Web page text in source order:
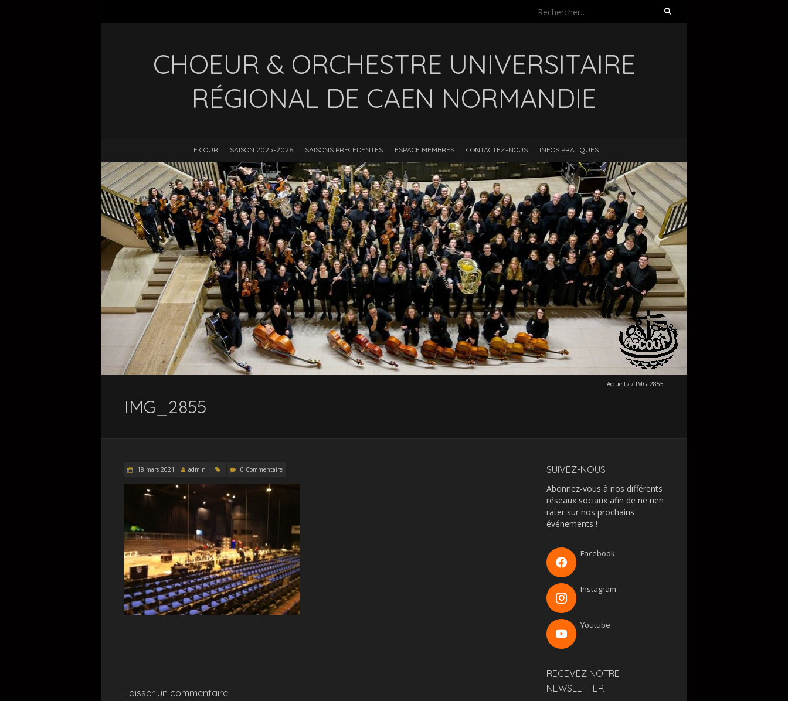
Rechercher :
CHOEUR & ORCHESTRE UNIVERSITAIRE
RÉGIONAL DE CAEN NORMANDIE
LE COUR SAISON 2025-2026 SAISONS PRÉCÉDENTES ESPACE MEMBRES CONTACTEZ-NOUS INFOS PRATIQUES
Accueil / / IMG_2855
IMG_2855
18 mars 2021 admin 0 Commentaire
Laisser un commentaire
SUIVEZ-NOUS
Abonnez-vous à nos différents
réseaux sociaux afin de ne rien
rater sur nos prochains
événements !
Facebook
Instagram
Youtube
RECEVEZ NOTRE
NEWSLETTER